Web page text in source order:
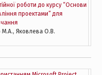
роботи до курсу “Основи
проектами” для
Яковлева О.В.